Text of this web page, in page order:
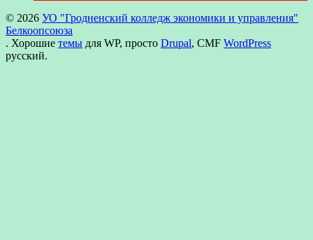
© 2026 УО "Гродненский колледж экономики и управления"
Белкоопсоюза
. Хорошие темы для WP, просто Drupal, CMF WordPress
русский.